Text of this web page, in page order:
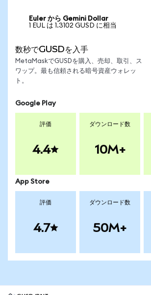
Euler から Gemini Dollar
1 EUL は 1.3102 GUSD に相当
数秒でGUSDを入手
MetaMaskでGUSDを購入、売却、取引、ス
ワップ。最も信頼される暗号資産ウォレッ
ト。
Google Play
評価
4.4
ダウンロード数
10M+
App Store
評価
4.7
ダウンロード数
50M+